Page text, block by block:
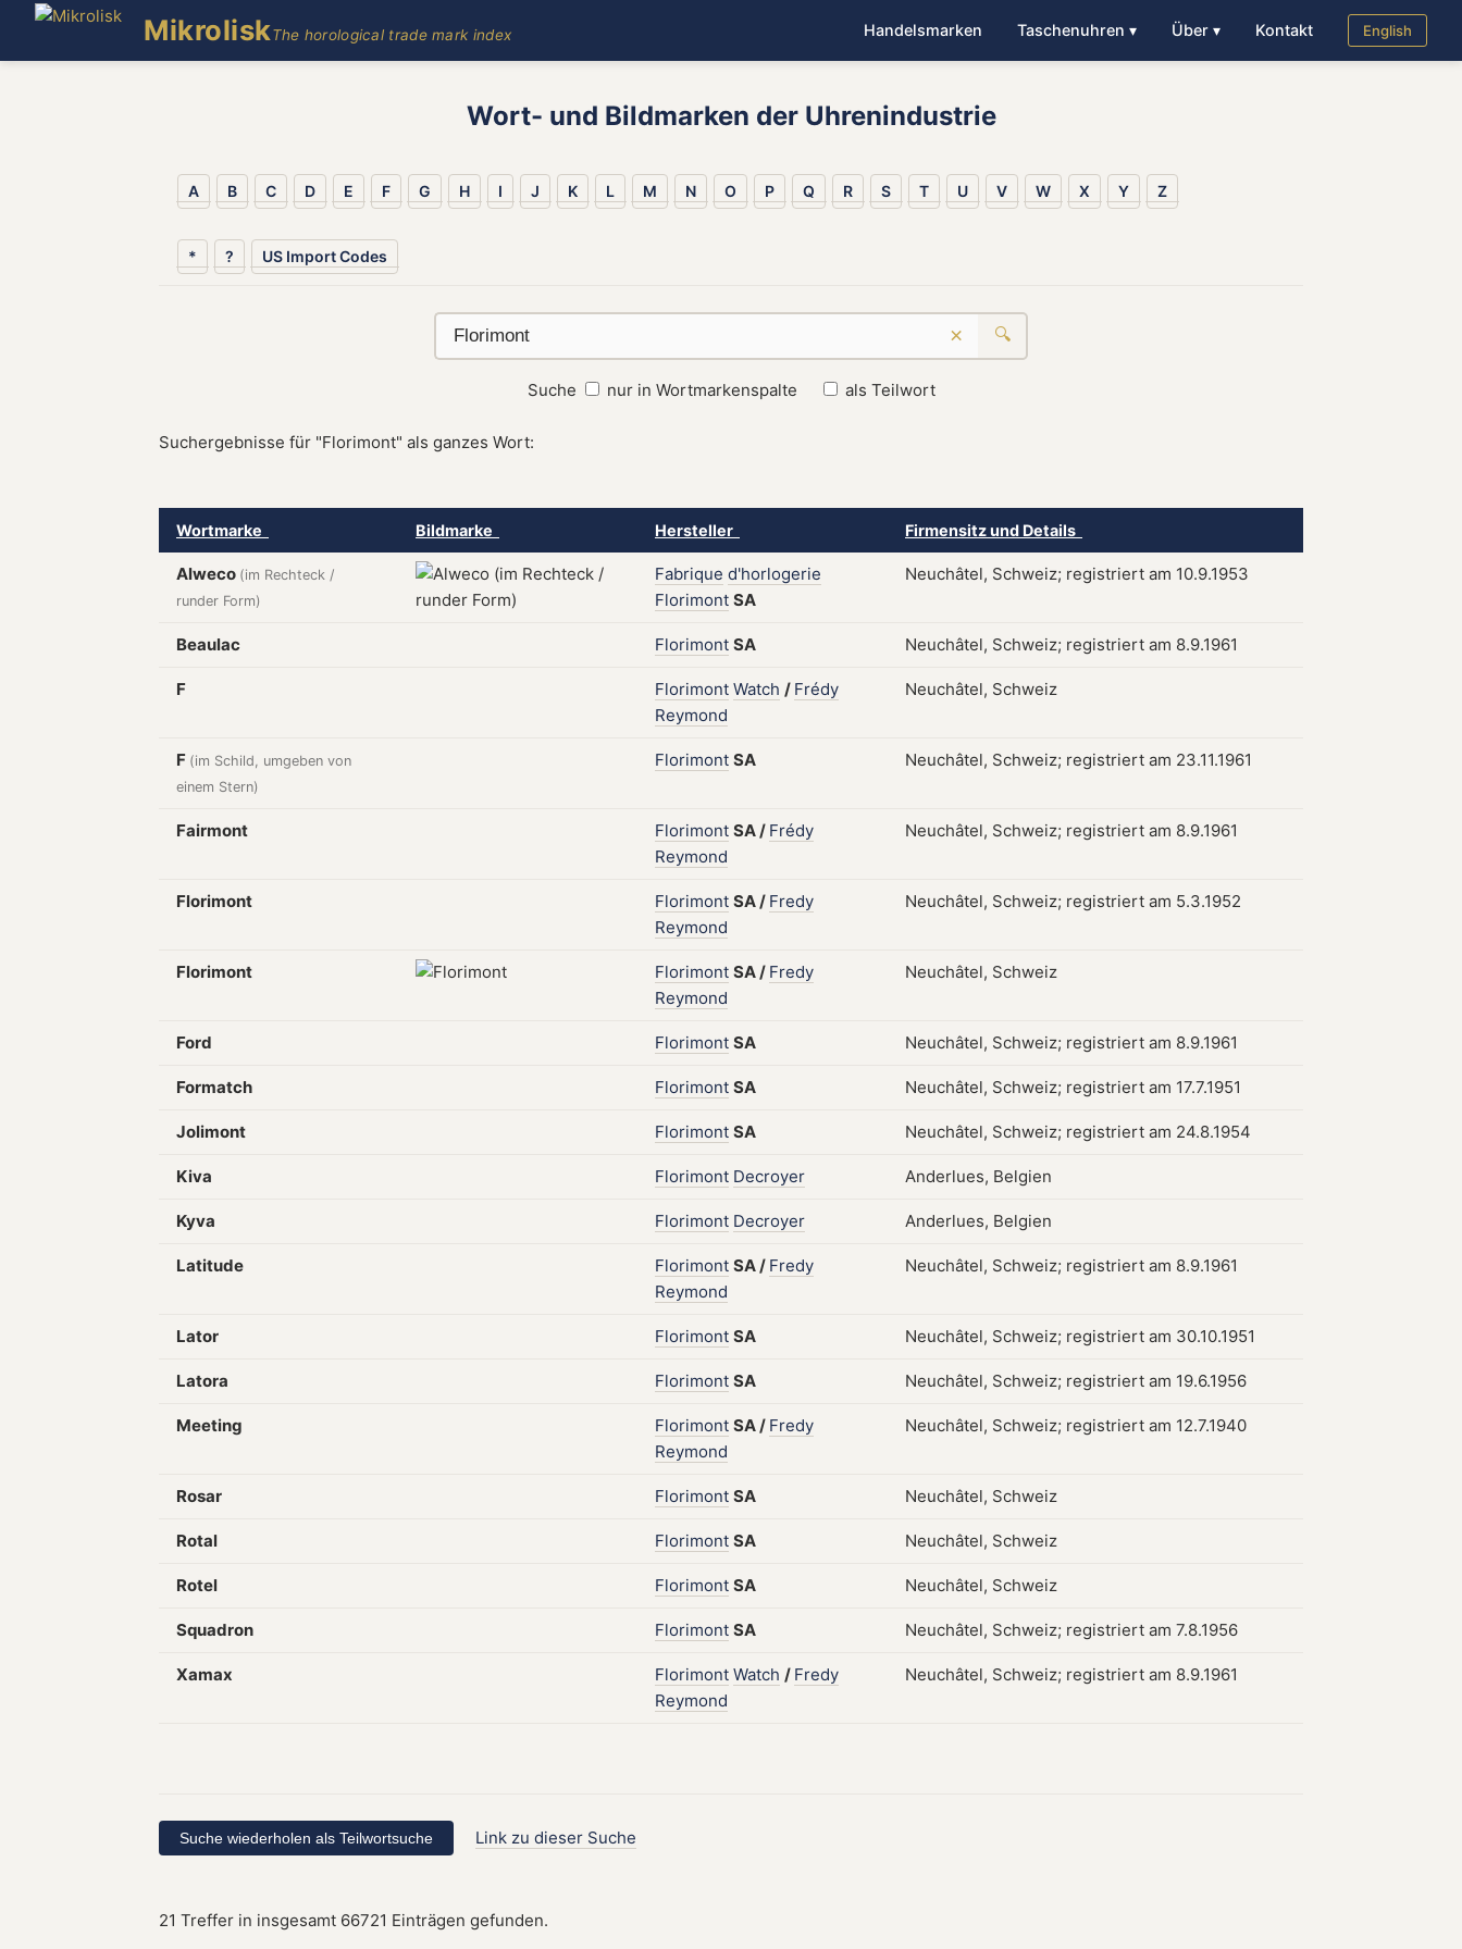
MikroliskThe horological trade mark index Handelsmarken Taschenuhren ▾ Über ▾ Kontakt English
Wort- und Bildmarken der Uhrenindustrie
A B C D E F G H I J K L M N O P Q R S T U V W X Y Z
* ? US Import Codes
× 🔍
Suche nur in Wortmarkenspalte als Teilwort
Suchergebnisse für "Florimont" als ganzes Wort:
Wortmarke Bildmarke Hersteller Firmensitz und Details
Alweco (im Rechteck /
runder Form)
Fabrique d'horlogerie
Florimont SA
Neuchâtel, Schweiz; registriert am 10.9.1953
Beaulac Florimont SA Neuchâtel, Schweiz; registriert am 8.9.1961
F Florimont Watch / Frédy
Reymond
Neuchâtel, Schweiz
F (im Schild, umgeben von
einem Stern)
Florimont SA Neuchâtel, Schweiz; registriert am 23.11.1961
Fairmont Florimont SA/ Frédy
Reymond
Neuchâtel, Schweiz; registriert am 8.9.1961
Florimont Florimont SA/ Fredy
Reymond
Neuchâtel, Schweiz; registriert am 5.3.1952
Florimont Florimont SA/ Fredy
Reymond
Neuchâtel, Schweiz
Ford Florimont SA Neuchâtel, Schweiz; registriert am 8.9.1961
Formatch Florimont SA Neuchâtel, Schweiz; registriert am 17.7.1951
Jolimont Florimont SA Neuchâtel, Schweiz; registriert am 24.8.1954
Kiva Florimont Decroyer Anderlues, Belgien
Kyva Florimont Decroyer Anderlues, Belgien
Latitude Florimont SA/ Fredy
Reymond
Neuchâtel, Schweiz; registriert am 8.9.1961
Lator Florimont SA Neuchâtel, Schweiz; registriert am 30.10.1951
Latora Florimont SA Neuchâtel, Schweiz; registriert am 19.6.1956
Meeting Florimont SA/ Fredy
Reymond
Neuchâtel, Schweiz; registriert am 12.7.1940
Rosar Florimont SA Neuchâtel, Schweiz
Rotal Florimont SA Neuchâtel, Schweiz
Rotel Florimont SA Neuchâtel, Schweiz
Squadron Florimont SA Neuchâtel, Schweiz; registriert am 7.8.1956
Xamax Florimont Watch / Fredy
Reymond
Neuchâtel, Schweiz; registriert am 8.9.1961
Link zu dieser Suche
21 Treffer in insgesamt 66721 Einträgen gefunden.